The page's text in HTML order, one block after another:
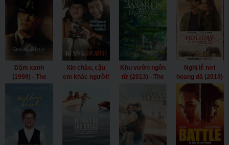
Dặm xanh
(1999) - The
(1999)
Xin chào, cậu
em khác người!
The Heart
(2018)
Khu vườn ngôn
từ (2013) - The
Words (2013)
Nghỉ lễ nơi
hoang dã (2019)
- Holiday in the